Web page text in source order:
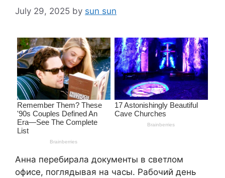
July 29, 2025 by sun sun
Анна перебирала документы в светлом
офисе, поглядывая на часы. Рабочий день